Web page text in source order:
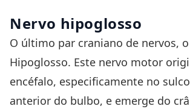
Nervo hipoglosso
O último par craniano de nervos,
Hipoglosso. Este nervo motor
encéfalo, especificamente no
anterior do bulbo, e emerge do